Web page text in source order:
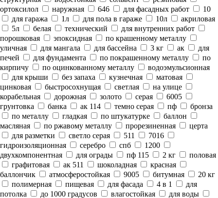
ортоксилол
наружная 646 для фасадных работ
10
для гаража
1л для пола в гараже 10л
акриловая
5л
белая технический
для внутренних работ
порошковая
эпоксидная
по крашенному металлу
уличная
для мангала для бассейна 3 кг ак
для
печей
для фундамента по покрашенному металлу
по
кирпичу
по оцинкованному металлу
водоэмульсионная
для крыши
без запаха кузнечная
матовая
цинковая
быстросохнущая светлая
на улице
корабельная
дорожная золото серая
6005
грунтовка
банка ак 114 темно серая пф
бронза
по металлу
гладкая по штукатурке
баллон
масляная
по ржавому металлу прорезиненная
церта
для разметки
светло серая 511
7016
гидроизоляционная
серебро спб
1200
двухкомпонентная
для ограды пф 115 2 кг
половая
графитовая
ак 511 шоколадная
красная
баллончик
атмосферостойкая 9005 битумная
20 кг
полимерная
пищевая для фасада 4 в 1
для
потолка
до 1000 градусов влагостойкая
для воды